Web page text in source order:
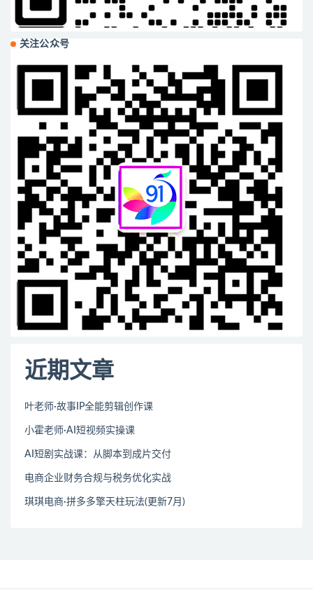
关注公众号
近期文章
叶老师·故事IP全能剪辑创作课
小霍老师·AI短视频实操课
AI短剧实战课：从脚本到成片交付
电商企业财务合规与税务优化实战
琪琪电商·拼多多擎天柱玩法(更新7月)